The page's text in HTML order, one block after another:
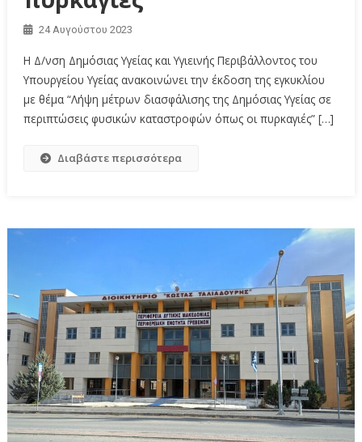
24 Αυγούστου 2023
H Δ/νση Δημόσιας Υγείας και Υγιεινής Περιβάλλοντος του
Υπουργείου Υγείας ανακοινώνει την έκδοση της εγκυκλίου
με θέμα “Λήψη μέτρων διασφάλισης της Δημόσιας Υγείας σε
περιπτώσεις φυσικών καταστροφών όπως οι πυρκαγιές” […]
Διαβάστε περισσότερα